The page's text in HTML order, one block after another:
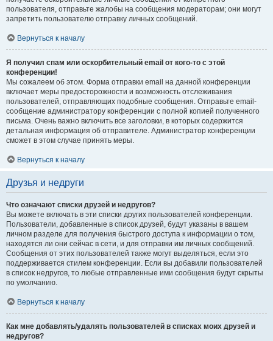
пользователя, отправьте жалобы на сообщения модераторам; они могут
запретить пользователю отправку личных сообщений.
Вернуться к началу
Я получил спам или оскорбительный email от кого-то с этой
конференции!
Мы сожалеем об этом. Форма отправки email на данной конференции
включает меры предосторожности и возможность отслеживания
пользователей, отправляющих подобные сообщения. Отправьте email-
сообщение администратору конференции с полной копией полученного
письма. Очень важно включить все заголовки, в которых содержится
детальная информация об отправителе. Администратор конференции
сможет в этом случае принять меры.
Вернуться к началу
Друзья и недруги
Что означают списки друзей и недругов?
Вы можете включать в эти списки других пользователей конференции.
Пользователи, добавленные в список друзей, будут указаны в вашем
личном разделе для получения быстрого доступа к информации о том,
находятся ли они сейчас в сети, и для отправки им личных сообщений.
Сообщения от этих пользователей также могут выделяться, если это
поддерживается стилем конференции. Если вы добавили пользователей
в список недругов, то любые отправленные ими сообщения будут скрыты
по умолчанию.
Вернуться к началу
Как мне добавлять/удалять пользователей в списках моих друзей и
недругов?